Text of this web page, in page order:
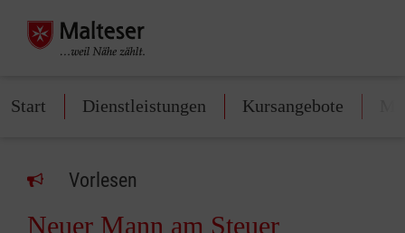
Start Dienstleistungen Kursangebote
Vorlesen
Neuer Mann am Steuer